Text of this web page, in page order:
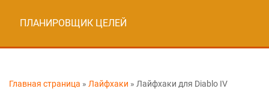
ПЛАНИРОВЩИК ЦЕЛЕЙ
Главная страница » Лайфхаки » Лайфхаки для Diablo IV